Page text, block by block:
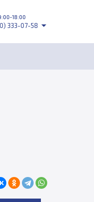
18:00
333-07-58